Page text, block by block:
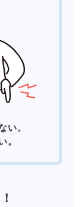
い。
。